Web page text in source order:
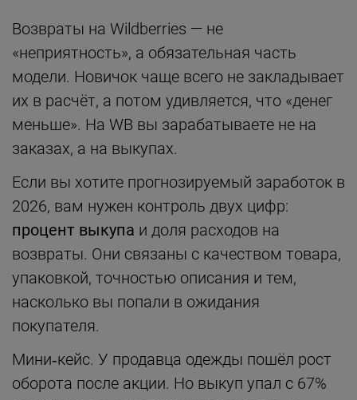
Возвраты на Wildberries — не
«неприятность», а обязательная часть
модели. Новичок чаще всего не закладывает
их в расчёт, а потом удивляется, что «денег
меньше». На WB вы зарабатываете не на
заказах, а на выкупах.
Если вы хотите прогнозируемый заработок в
2026, вам нужен контроль двух цифр:
процент выкупа и доля расходов на
возвраты. Они связаны с качеством товара,
упаковкой, точностью описания и тем,
насколько вы попали в ожидания
покупателя.
Мини‑кейс. У продавца одежды пошёл рост
оборота после акции. Но выкуп упал с 67%